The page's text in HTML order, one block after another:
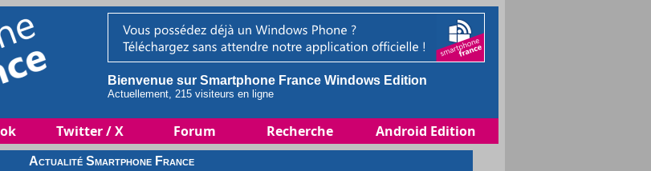
Bienvenue sur Smartphone France Windows Edition
Actuellement, 215 visiteurs en ligne
Twitter / X Forum Recherche Android Edition
Actualité Smartphone France